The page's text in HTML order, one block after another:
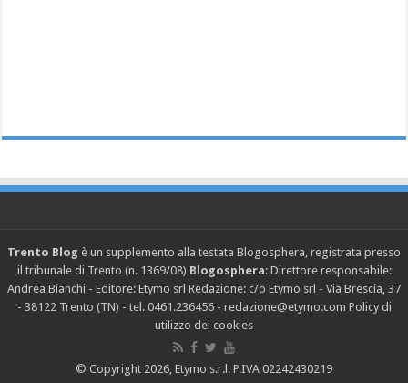
Trento Blog è un supplemento alla testata Blogosphera, registrata presso
il tribunale di Trento (n. 1369/08) Blogosphera: Direttore responsabile:
Andrea Bianchi - Editore: Etymo srl Redazione: c/o Etymo srl - Via Brescia, 37
- 38122 Trento (TN) - tel. 0461.236456 - redazione@etymo.com Policy di
utilizzo dei cookies
© Copyright 2026, Etymo s.r.l. P.IVA 02242430219